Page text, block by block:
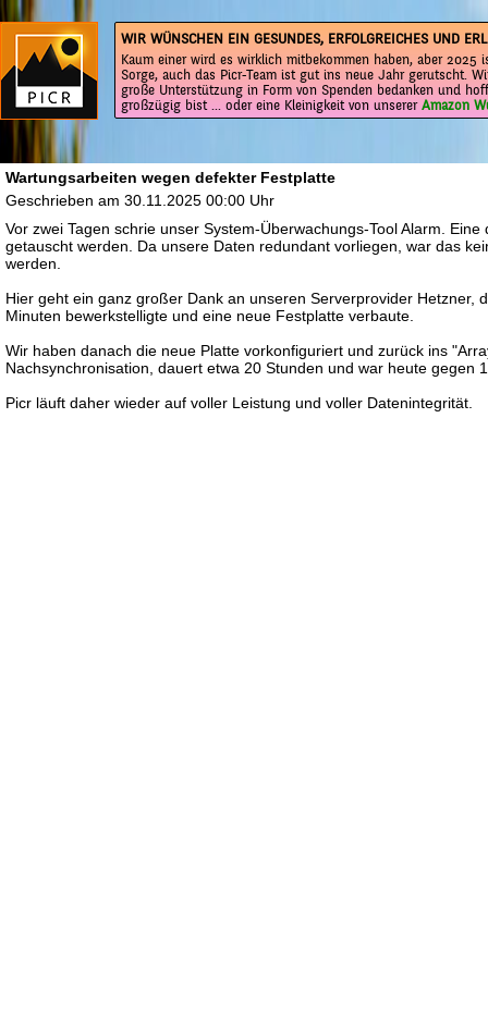
WIR WÜNSCHEN EIN GESUNDES, ERFOLGREICHES UND
Kaum einer wird es wirklich mitbekommen haben, aber 2025
Sorge, auch das Picr-Team ist gut ins neue Jahr gerutscht.
große Unterstützung in Form von Spenden bedanken und
großzügig bist ... oder eine Kleinigkeit von unsererAmazon
Wartungsarbeiten wegen defekter Festplatte
Geschrieben am 30.11.2025 00:00 Uhr
Vor zwei Tagen schrie unser System-Überwachungs-Tool Alarm.
getauscht werden. Da unsere Daten redundant vorliegen, war das
werden.
Hier geht ein ganz großer Dank an unseren Serverprovider Hetzner,
Minuten bewerkstelligte und eine neue Festplatte verbaute.
Wir haben danach die neue Platte vorkonfiguriert und zurück ins
Nachsynchronisation, dauert etwa 20 Stunden und war heute gegen
Picr läuft daher wieder auf voller Leistung und voller Datenintegrität.